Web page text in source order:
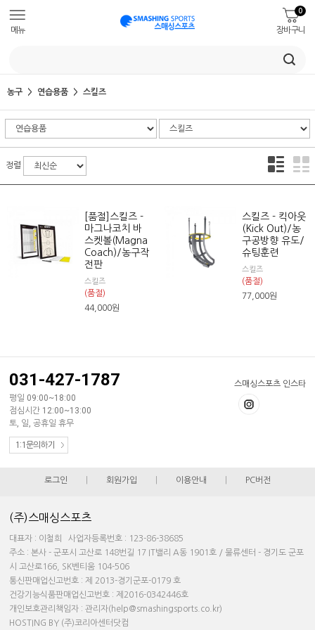
메뉴 장바구니
0
농구 연습용품 스킬즈
정렬
[품절]스킬즈 -
마그나코치 바
스켓볼(Magna
Coach)/농구작
전판
스킬즈
(품절)
44,000원
스킬즈 - 킥아웃
(Kick Out)/농
구공방향 유도/
슈팅훈련
스킬즈
(품절)
77,000원
스매싱스포츠 인스타
031-427-1787
평일 09:00~18:00
점심시간 12:00~13:00
토, 일, 공휴일 휴무
1:1문의하기
로그인 회원가입 이용안내 PC버전
(주)스매싱스포츠
대표자 : 이철희 사업자등록번호 : 123-86-38685
주소 : 본사 - 군포시 고산로 148번길 17 IT밸리 A동 1901호 / 물류센터 - 경기도 군포
시 고산로166, SK벤티움 104-506
통신판매업신고번호 : 제 2013-경기군포-0179 호
건강기능식품판매업신고번호 : 제2016-0342446호
개인보호관리책임자 : 관리자(help@smashingsports.co.kr)
HOSTING BY (주)코리아센터닷컴